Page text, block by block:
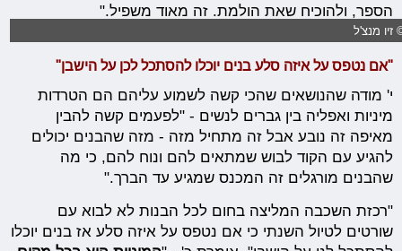
הספר, ולהוכיח שאת הולמת. זה מאוד משפיל."
זיו מנצ'ל
"אם נטפס על איזה סלע בנים יוכלו להסתכל לכן על הישבן"
י' מודה שהנושאים שהכי קשה לשמוע עליהם הם הטרדות
מיניות ואפליה בין גברים לנשים - "לפעמים קשה להבין
מאיפה זה נובע אבל זה מתחיל מזה - מזה שהבנים יכולים
להגיע עם הקוד לבוש שמתאים להם ונוח להם, כי מה
שהבנים מורגלים זה המכנס שמגיע עד הברך."
"רכזת השכבה המליצה בחום לכל הבנות לא לבוא עם
שורטים לטיול השנתי כי אם נטפס על איזה סלע אז בנים יוכלו